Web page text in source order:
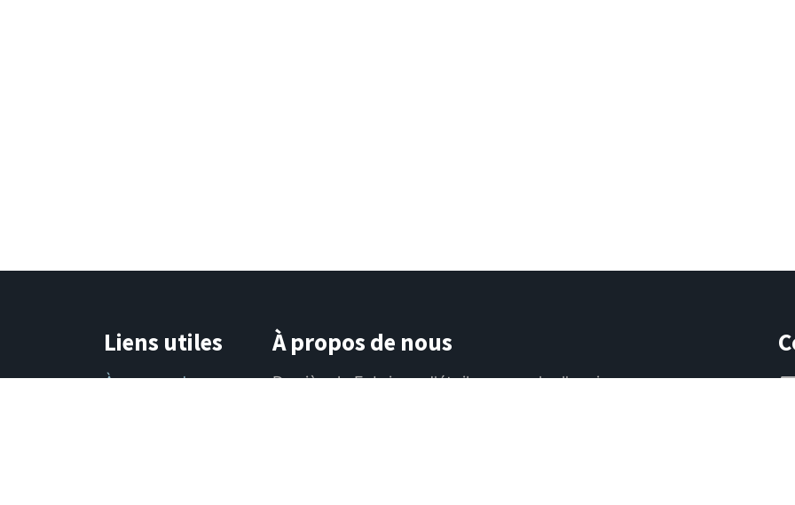
Liens utiles
À propos de nous
À propos de nous
Derrière la Fabrique d'étoiles se cache l'envie